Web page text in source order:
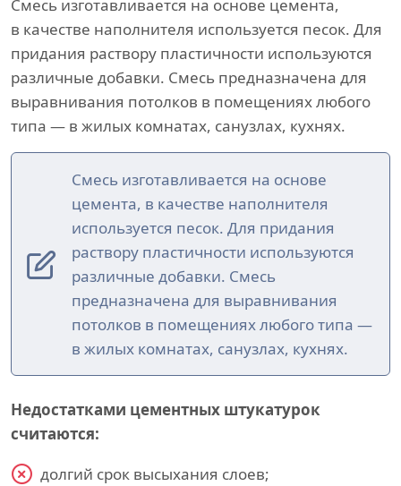
Смесь изготавливается на основе цемента,
в качестве наполнителя используется песок. Для
придания раствору пластичности используются
различные добавки. Смесь предназначена для
выравнивания потолков в помещениях любого
типа — в жилых комнатах, санузлах, кухнях.
Смесь изготавливается на основе
цемента, в качестве наполнителя
используется песок. Для придания
раствору пластичности используются
различные добавки. Смесь
предназначена для выравнивания
потолков в помещениях любого типа —
в жилых комнатах, санузлах, кухнях.
Недостатками цементных штукатурок
считаются:
долгий срок высыхания слоев;